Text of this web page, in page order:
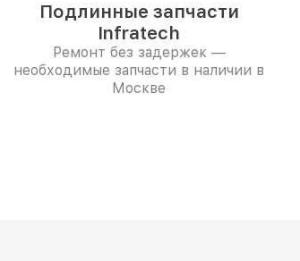
Подлинные запчасти
Infratech
Ремонт без задержек —
необходимые запчасти в наличии в
Москве